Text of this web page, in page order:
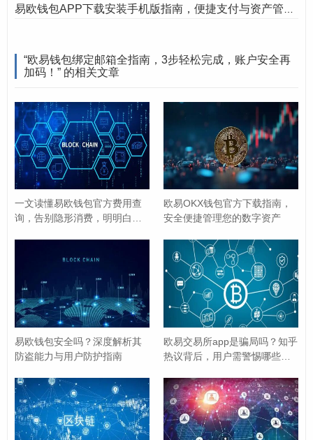
详细步骤：欧易钱包绑定邮箱全流
以下是欧易钱包APP绑定邮箱的具体操作（以主流手机端
为例，电脑端界面类似）：
步骤1：进入“我的”页面，找到“账户管
理”入口
打开欧易钱包APP,点击底部导航栏的【我的】，进入个人
中心页面，在“账户安全”或“账户设置”模块中，找到【账户
管理】或【邮箱绑定】选项（不同版本名称可能略有差
异，通常带有“📧”图标或“安全”标识），点击进入。
步骤2：选择“绑定邮箱”，填写邮箱信息
在账户管理页面,若当前未绑定邮箱，会显示“立即绑定”按
钮；若已有旧邮箱，可选择“更换邮箱”，点击后，进入邮
箱填写页面，准确输入你的邮箱地址（example@qq.co
m），仔细检查拼写是否正确（避免因输错导致无法接收
验证邮件）。
“欧易钱包绑定邮箱全指南，3步轻松完成，账户安全再
加码！” 的相关文章
一文读懂易欧钱包官方费用查
询，告别隐形消费，明明白白
欧易OKX钱包官方下载指南，
安全便捷管理您的数字资产
易欧钱包安全吗？深度解析其
防盗能力与用户防护指南
欧易交易所app是骗局吗？知乎
热议背后，用户需警惕哪些风